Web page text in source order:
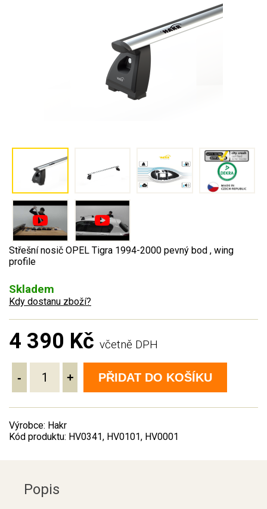
Střešní nosič OPEL Tigra 1994-2000 pevný bod , wing
profile
Skladem
Kdy dostanu zboží?
4 390 Kč včetně DPH
- + PŘIDAT DO KOŠÍKU
Výrobce: Hakr
Kód produktu: HV0341, HV0101, HV0001
Popis